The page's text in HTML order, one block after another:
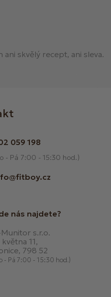
ani skvělý recept, ani sleva.
059 198
- Pá 7:00 - 15:30 hod.)
nás najdete?
Munitor s.r.o.
května 11,
798 52
- Pá 7:00 - 15:30 hod.)